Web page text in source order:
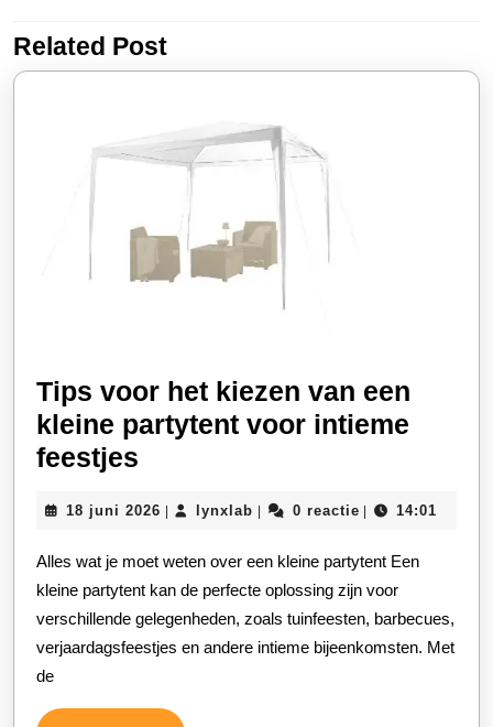
Vorige
bericht:
bericht:
Related Post
Tips voor het kiezen van een
kleine partytent voor intieme
feestjes
het
kiezen
van
een
kleine
voor
18 juni 2026 18
lynxlab lynxlab0 reactie 14:01
Alles wat je moet weten over een kleine partytent Een
kleine partytent kan de perfecte oplossing zijn voor
verschillende gelegenheden, zoals tuinfeesten, barbecues,
verjaardagsfeestjes en andere intieme bijeenkomsten. Met
de